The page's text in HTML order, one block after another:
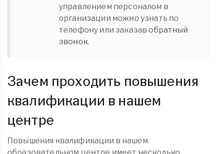
управлением персоналом в
организации можно узнать по
телефону или заказавобратный
звонок.
Зачем проходить повышения
квалификации в нашем
центре
Повышения квалификации в нашем